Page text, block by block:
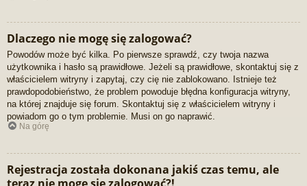
Dlaczego nie mogę się zalogować?
Powodów może być kilka. Po pierwsze sprawdź, czy twoja nazwa
użytkownika i hasło są prawidłowe. Jeżeli są prawidłowe, skontaktuj się z
właścicielem witryny i zapytaj, czy cię nie zablokowano. Istnieje też
prawdopodobieństwo, że problem powoduje błędna konfiguracja witryny,
na której znajduje się forum. Skontaktuj się z właścicielem witryny i
powiadom go o tym problemie. Musi on go naprawić.
Na górę
Rejestracja została dokonana jakiś czas temu, ale